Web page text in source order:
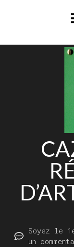
Soyez le
un